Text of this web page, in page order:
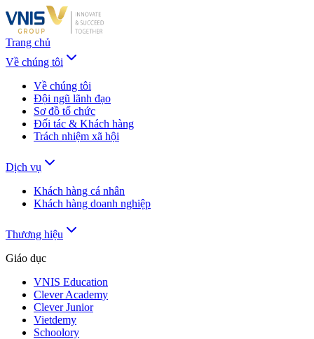
Trang chủ
Về chúng tôi
Về chúng tôi
Đội ngũ lãnh đạo
Sơ đồ tổ chức
Đối tác & Khách hàng
Trách nhiệm xã hội
Dịch vụ
Khách hàng cá nhân
Khách hàng doanh nghiệp
Thương hiệu
Giáo dục
VNIS Education
Clever Academy
Clever Junior
Vietdemy
Schoolory